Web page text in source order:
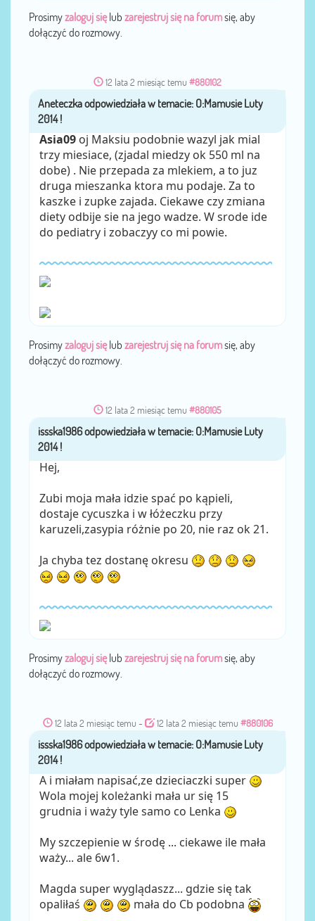
Prosimyzaloguj sięlub zarejestruj się na forumsię, aby
dołączyć do rozmowy.
12 lata 2 miesiąc temu #880102
przezAneteczka
Asia09 oj Maksiu podobnie wazyl jak mial
trzy miesiace, (zjadal miedzy ok 550 ml na
dobe) . Nie przepada za mlekiem, a to juz
druga mieszanka ktora mu podaje. Za to
kaszke i zupke zajada. Ciekawe czy zmiana
diety odbije sie na jego wadze. W srode ide
do pediatry i zobaczyy co mi powie.
Prosimyzaloguj sięlub zarejestruj się na forumsię, aby
dołączyć do rozmowy.
12 lata 2 miesiąc temu #880105
przezissska1986
Hej,
Zubi moja mała idzie spać po kąpieli,
dostaje cycuszka i w łóżeczku przy
karuzeli,zasypia różnie po 20, nie raz ok 21.
Ja chyba tez dostanę okresu
Prosimyzaloguj sięlub zarejestruj się na forumsię, aby
dołączyć do rozmowy.
12 lata 2 miesiąc temu - 12 lata 2 miesiąc temu #880106
przezissska1986
A i miałam napisać,ze dzieciaczki super
Wola mojej koleżanki mała ur się 15
grudnia i waży tyle samo co Lenka
My szczepienie w środę ... ciekawe ile mała
waży... ale 6w1.
Magda super wyglądaszz... gdzie się tak
opaliłaś
mała do Cb podobna